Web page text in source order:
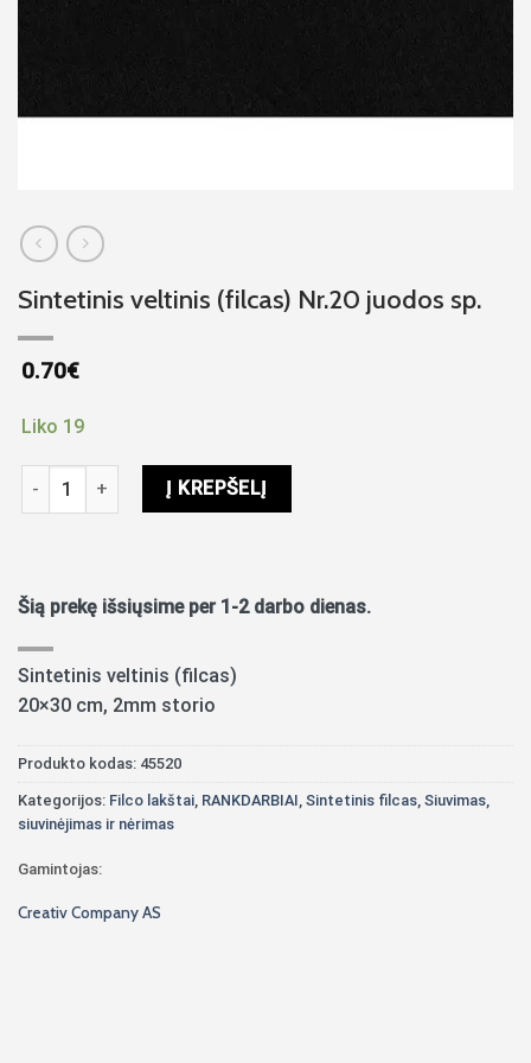
Sintetinis veltinis (filcas) Nr.20 juodos sp.
0.70€
Liko 19
produkto kiekis: Sintetinis veltinis (filcas) Nr.20 juodos sp.
Į KREPŠELĮ
Šią prekę išsiųsime per 1-2 darbo dienas.
Sintetinis veltinis (filcas)
20×30 cm, 2mm storio
Produkto kodas: 45520
Kategorijos: Filco lakštai RANKDARBIAI Sintetinis filcas Siuvimas,
siuvinėjimas ir nėrimas
Gamintojas:
Creativ Company AS